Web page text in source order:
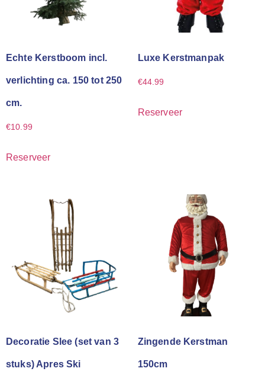
Echte Kerstboom incl.
verlichting ca. 150 tot 250
cm.
€10.99
Reserveer
Luxe Kerstmanpak
€44.99
Reserveer
Decoratie Slee (set van 3
stuks) Apres Ski
Zingende Kerstman
150cm